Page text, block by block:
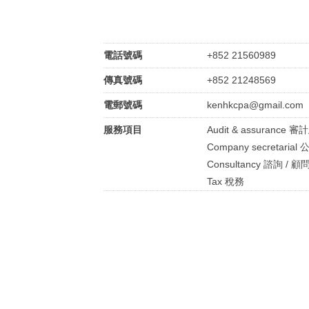
電話號碼 +852 21560989
傳真號碼 +852 21248569
電郵號碼 kenhkcpa@gmail.com
服務項目
Audit & assurance 審
Company secretarial
Consultancy 諮詢 / 顧問
Tax 稅務